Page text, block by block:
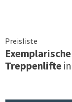
Preisliste
Treppenliftein